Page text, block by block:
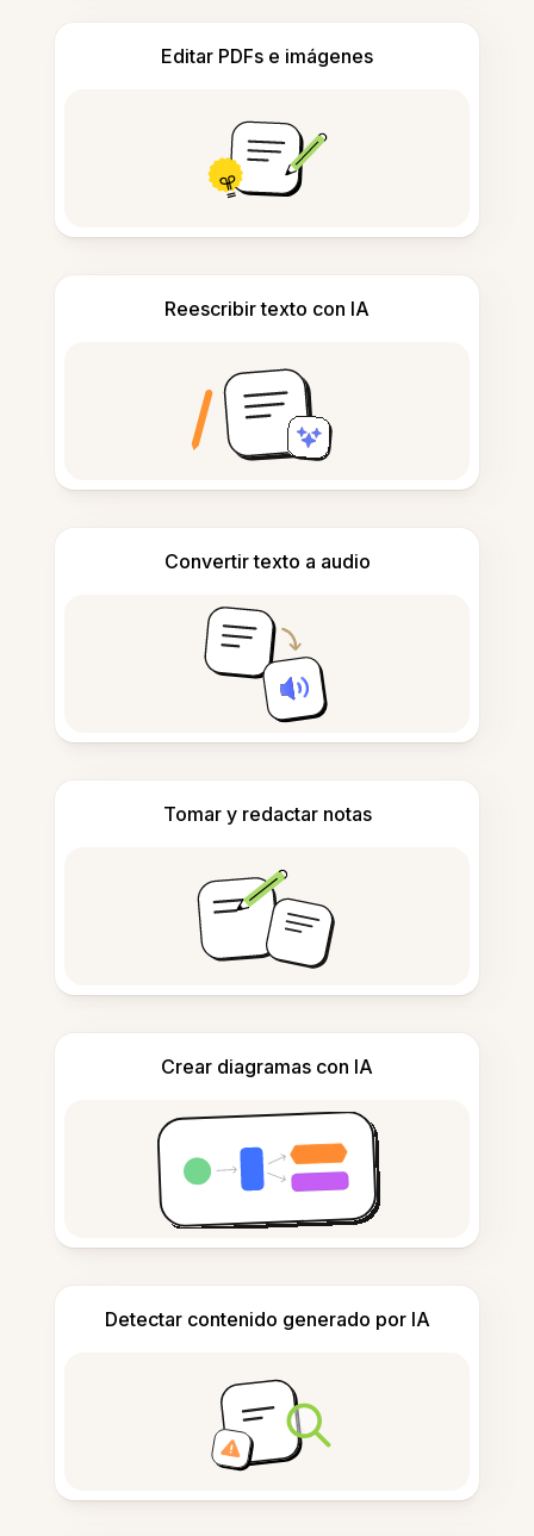
Editar PDFs e imágenes
Reescribir texto con IA
Convertir texto a audio
Tomar y redactar notas
Crear diagramas con IA
Detectar contenido generado por IA